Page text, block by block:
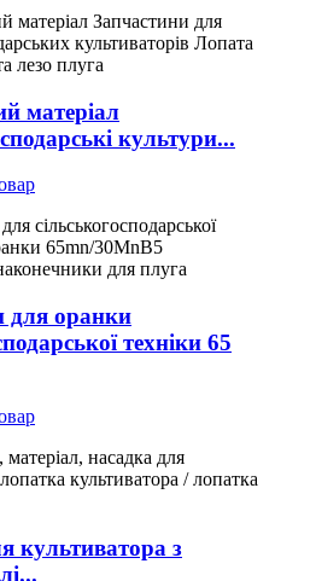
матеріал
культури...
для оранки
техніки 65
культиватора з